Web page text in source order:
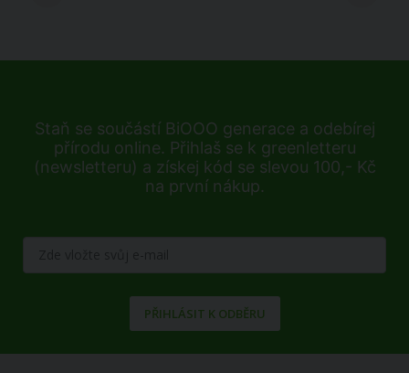
Staň se součástí BiOOO generace a odebírej
přírodu online. Přihlaš se k greenletteru
(newsletteru) a získej kód se slevou 100,- Kč
na první nákup.
PŘIHLÁSIT K ODBĚRU